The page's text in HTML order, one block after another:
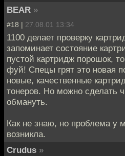
BEAR »
#18 | 27.08.01 13:34
1100 делает проверку
запоминает состояние
пустой картридж порошок,
фуй! Спецы грят это новая
новые, качественные
тонеров. Но можно сделать
обмануть.
Как не знаю, но проблема у
возникла.
Crudus »